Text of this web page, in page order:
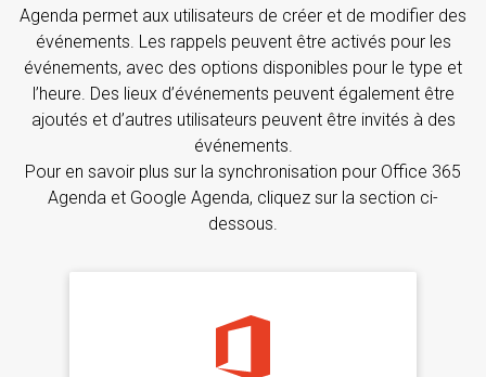
Agenda permet aux utilisateurs de créer et de modifier des
événements. Les rappels peuvent être activés pour les
événements, avec des options disponibles pour le type et
l’heure. Des lieux d’événements peuvent également être
ajoutés et d’autres utilisateurs peuvent être invités à des
événements.
Pour en savoir plus sur la synchronisation pour Office 365
Agenda et Google Agenda, cliquez sur la section ci-
dessous.